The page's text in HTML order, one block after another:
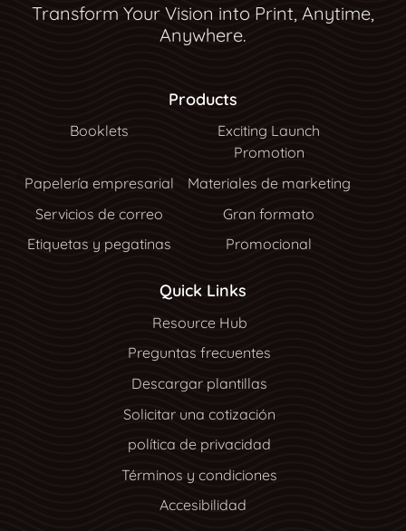
Transform Your Vision into Print, Anytime,
Anywhere.
Products
Booklets
Exciting Launch
Promotion
Papelería empresarial
Materiales de marketing
Servicios de correo
Gran formato
Etiquetas y pegatinas
Promocional
Quick Links
Resource Hub
Resource Hub
Preguntas frecuentes
Descargar plantillas
Solicitar una cotización
política de privacidad
Términos y condiciones
Accesibilidad